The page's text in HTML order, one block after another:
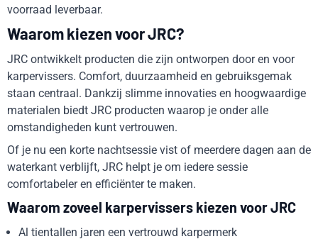
voorraad leverbaar.
Waarom kiezen voor JRC?
JRC ontwikkelt producten die zijn ontworpen door en voor
karpervissers. Comfort, duurzaamheid en gebruiksgemak
staan centraal. Dankzij slimme innovaties en hoogwaardige
materialen biedt JRC producten waarop je onder alle
omstandigheden kunt vertrouwen.
Of je nu een korte nachtsessie vist of meerdere dagen aan de
waterkant verblijft, JRC helpt je om iedere sessie
comfortabeler en efficiënter te maken.
Waarom zoveel karpervissers kiezen voor JRC
Al tientallen jaren een vertrouwd karpermerk